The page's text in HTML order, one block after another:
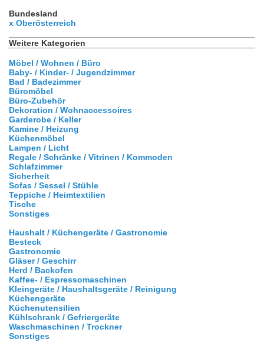
Bundesland
x Oberösterreich
Weitere Kategorien
Möbel / Wohnen / Büro
Baby- / Kinder- / Jugendzimmer
Bad / Badezimmer
Büromöbel
Büro-Zubehör
Dekoration / Wohnaccessoires
Garderobe / Keller
Kamine / Heizung
Küchenmöbel
Lampen / Licht
Regale / Schränke / Vitrinen / Kommoden
Schlafzimmer
Sicherheit
Sofas / Sessel / Stühle
Teppiche / Heimtextilien
Tische
Sonstiges
Haushalt / Küchengeräte / Gastronomie
Besteck
Gastronomie
Gläser / Geschirr
Herd / Backofen
Kaffee- / Espressomaschinen
Kleingeräte / Haushaltsgeräte / Reinigung
Küchengeräte
Küchenutensilien
Kühlschrank / Gefriergeräte
Waschmaschinen / Trockner
Sonstiges